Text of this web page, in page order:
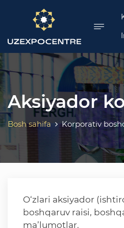
menu
Aksiyador
Bosh sahifa Korporativ
O‘zlari aksiyador
boshqaruv raisi,
ma’lumotlar.